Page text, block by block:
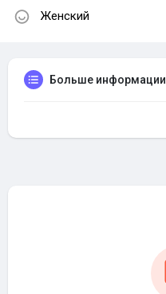
Женский
Больше информации